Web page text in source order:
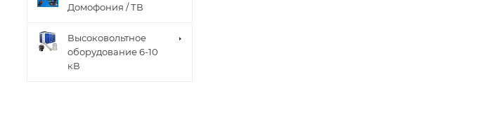
Домофония / ТВ
Высоковольтное
оборудование 6-10
кВ